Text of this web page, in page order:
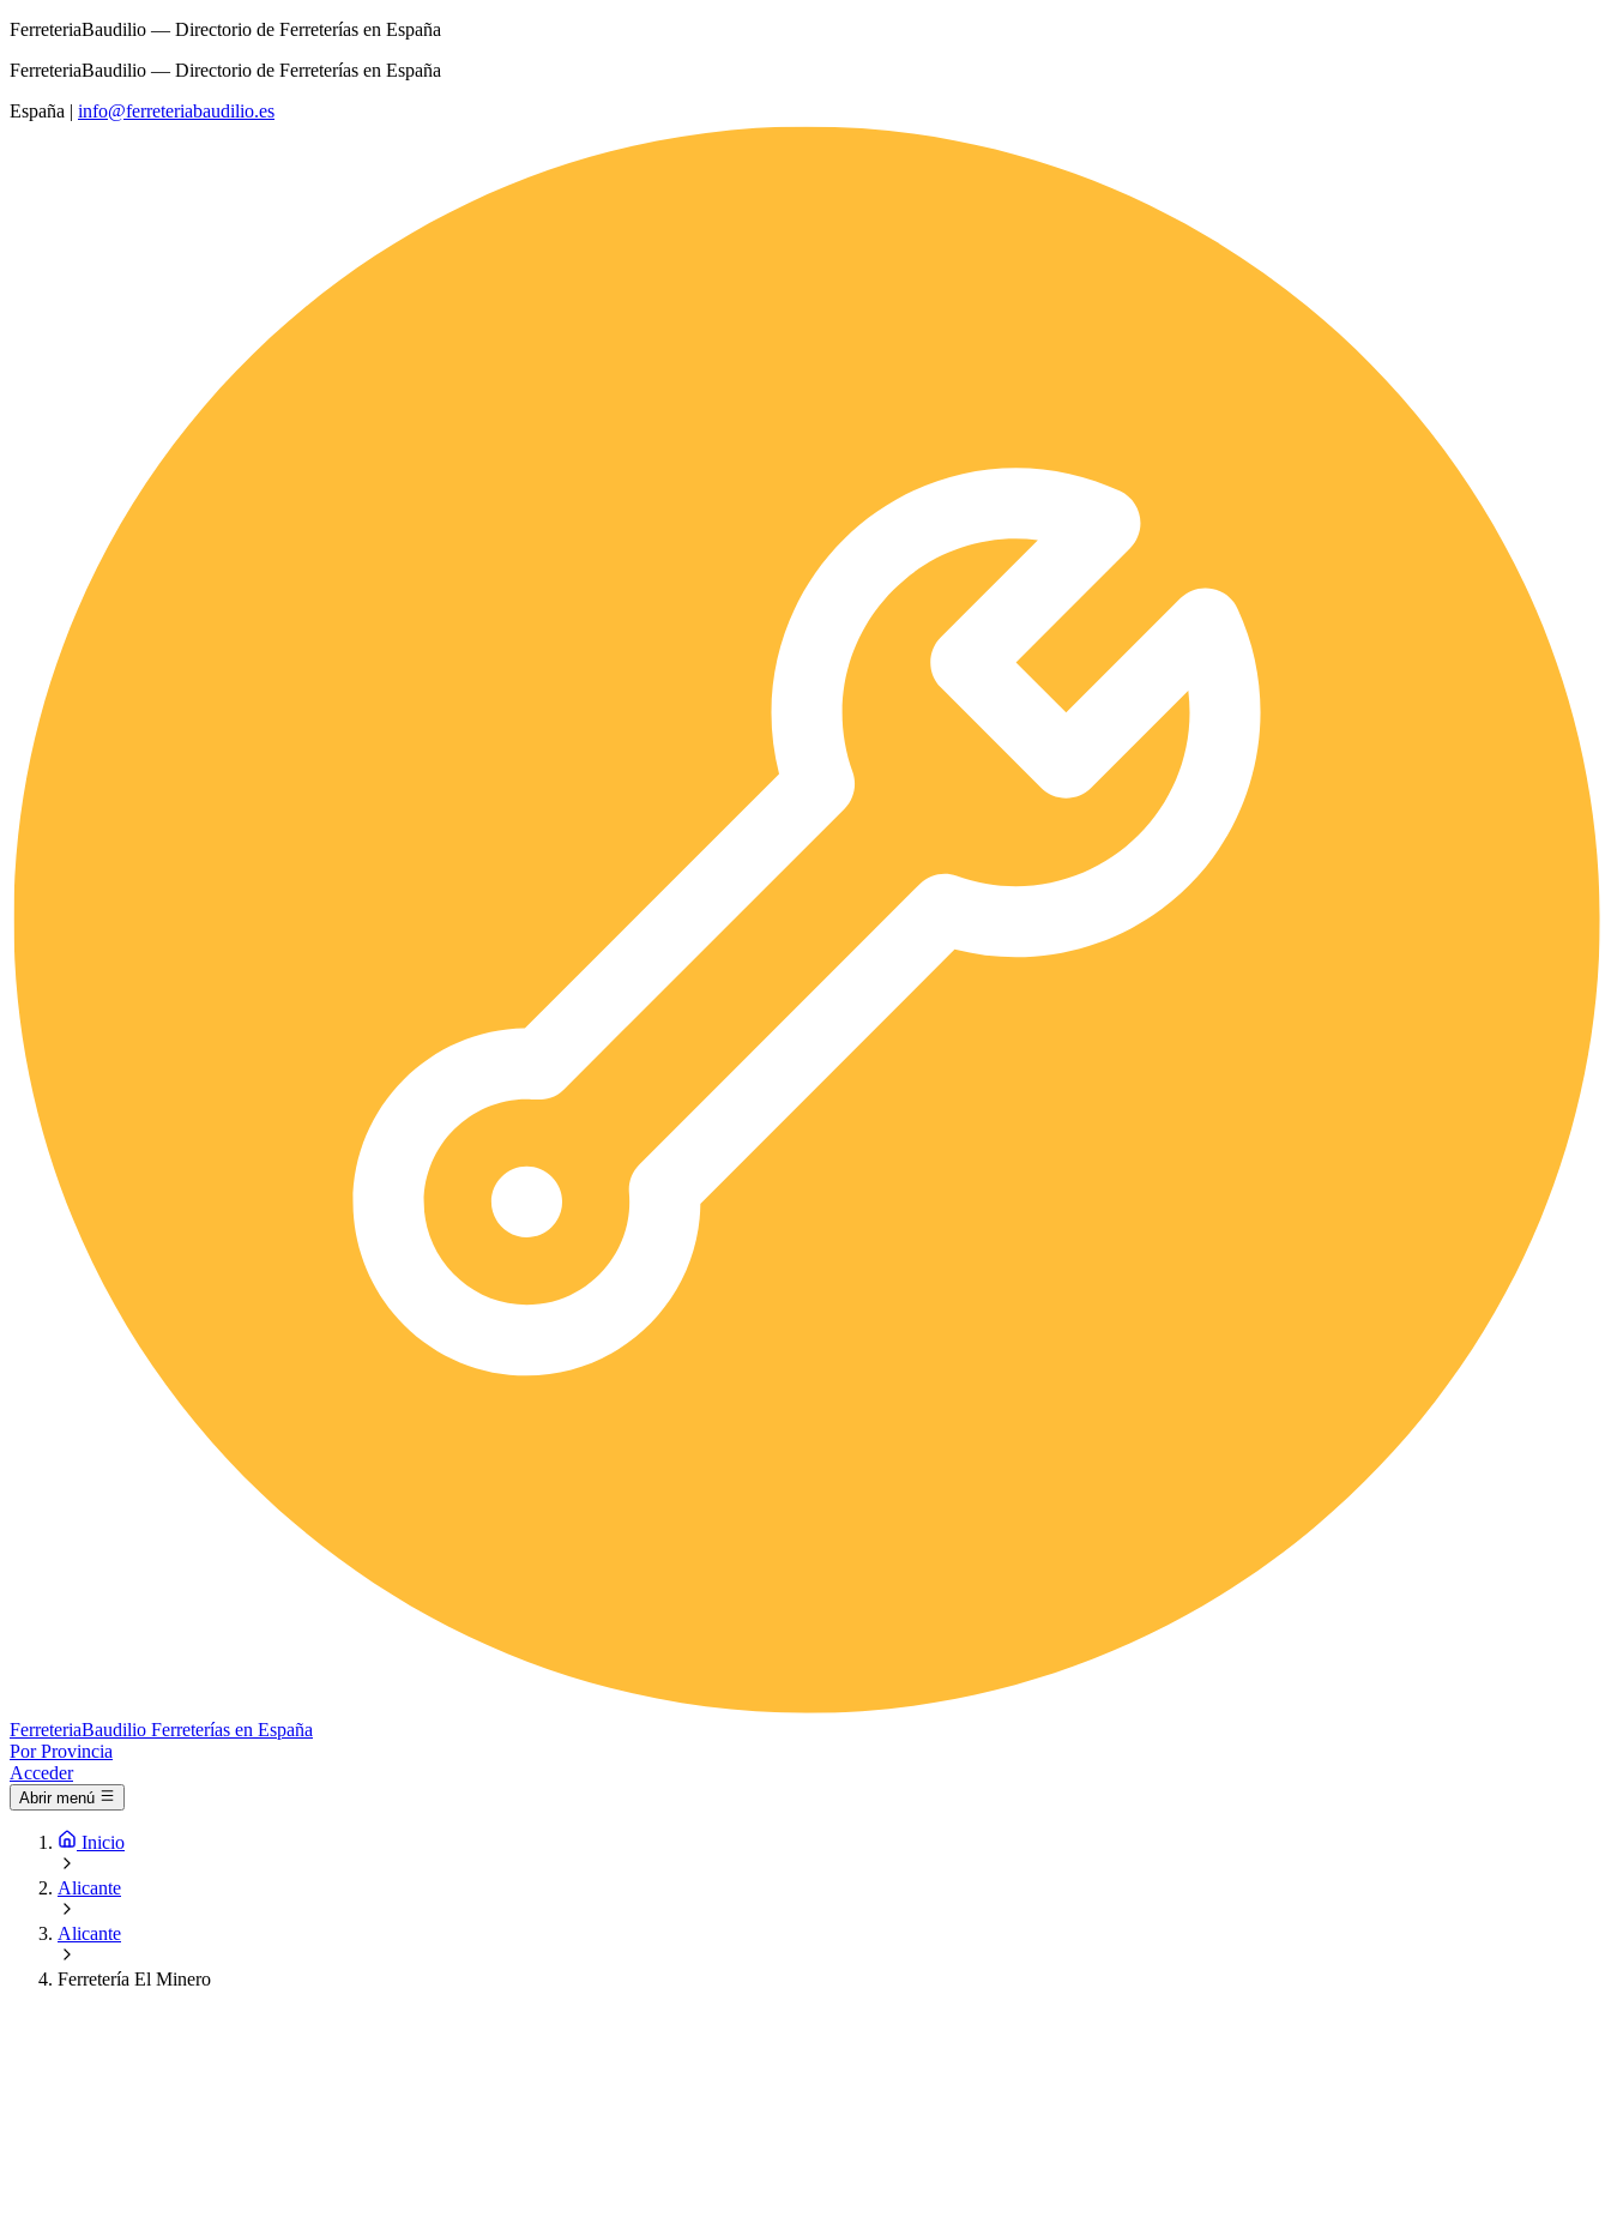
FerreteriaBaudilio — Directorio de Ferreterías en España
FerreteriaBaudilio — Directorio de Ferreterías en España
España | info@ferreteriabaudilio.es
FerreteriaBaudilio Ferreterías en España
Por Provincia
Acceder
Abrir menú
Inicio
Alicante
Alicante
Ferretería El Minero